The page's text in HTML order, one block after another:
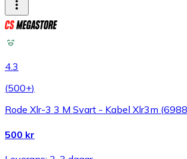
4.3
(500+)
Rode Xlr-3 3 M Svart - Kabel Xlr3m
500 kr